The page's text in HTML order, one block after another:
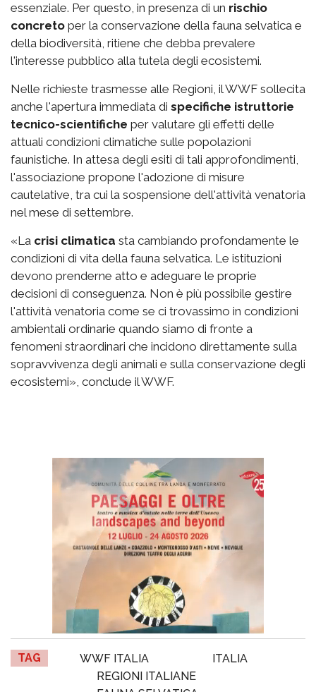
essenziale. Per questo, in presenza di un rischio
concreto per la conservazione della fauna selvatica e
della biodiversità, ritiene che debba prevalere
l'interesse pubblico alla tutela degli ecosistemi.
Nelle richieste trasmesse alle Regioni, il WWF sollecita
anche l'apertura immediata di specifiche istruttorie
tecnico-scientifiche per valutare gli effetti delle
attuali condizioni climatiche sulle popolazioni
faunistiche. In attesa degli esiti di tali approfondimenti,
l'associazione propone l'adozione di misure
cautelative, tra cui la sospensione dell'attività venatoria
nel mese di settembre.
«La crisi climatica sta cambiando profondamente le
condizioni di vita della fauna selvatica. Le istituzioni
devono prenderne atto e adeguare le proprie
decisioni di conseguenza. Non è più possibile gestire
l'attività venatoria come se ci trovassimo in condizioni
ambientali ordinarie quando siamo di fronte a
fenomeni straordinari che incidono direttamente sulla
sopravvivenza degli animali e sulla conservazione degli
ecosistemi», conclude il WWF.
TAG WWF ITALIA
ITALIA
REGIONI ITALIANE